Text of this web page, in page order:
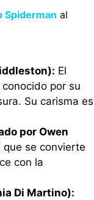
Spiderman al
El
por su
Su carisma es
por Owen
que se convierte
con la
Di Martino):